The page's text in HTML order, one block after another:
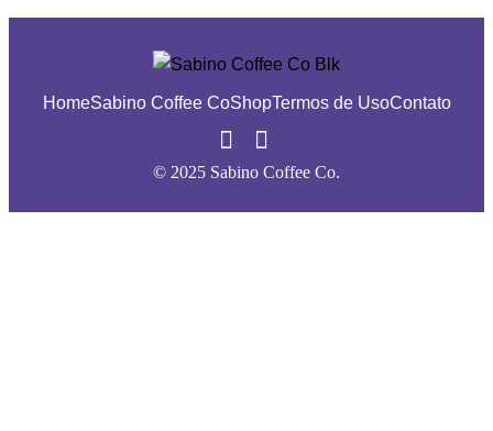
HomeSabino Coffee CoShopTermos de UsoContato
© 2025 Sabino Coffee Co.